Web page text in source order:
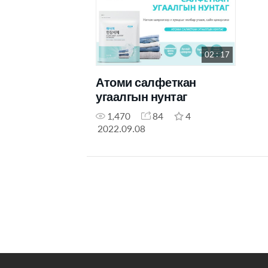
02 : 17
Атоми салфеткан
угаалгын нунтаг
1,470 84
4
2022.09.08